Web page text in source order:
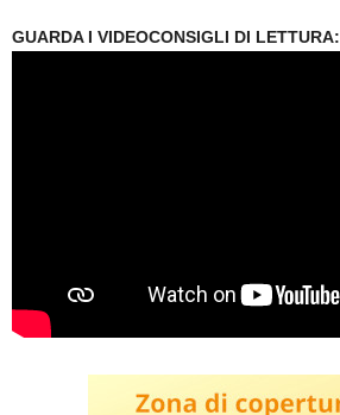
GUARDA I VIDEOCONSIGLI DI LETTURA: